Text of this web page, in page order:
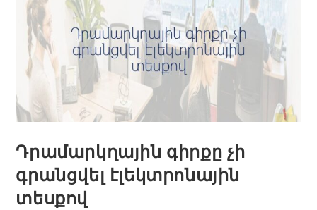
Դրամարկղային գիրքը չի
գրանցվել էլեկտրոնային
տեսքով